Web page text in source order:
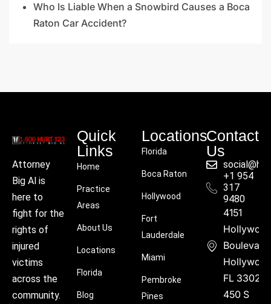
Who Is Liable When a Snowbird Causes a Boca
Raton Car Accident?
Attorney
Big Al is
here to
fight for the
rights of
injured
victims
across the
community.
Quick
Links
Home
Practice
Areas
About Us
Locations
Florida
Blog
Locations
Florida
Boca Raton
Hollywood
Fort
Lauderdale
Miami
Pembroke
Pines
Contact
Us
+1 954
317
9480
4151
Boulevard,
FL 33021
450 S